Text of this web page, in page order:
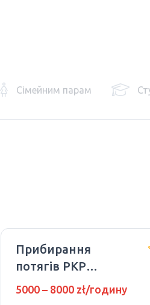
Сімейним парам
Прибирання
потягів PKP
Intercity
5000 – 8000 zł/годину